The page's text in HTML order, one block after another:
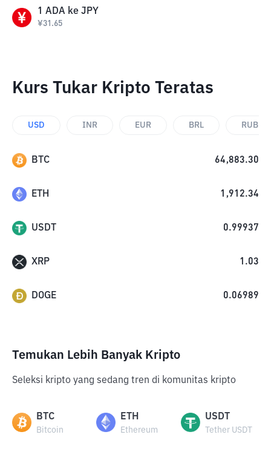
1 ADA ke JPY
¥31.65
Kurs Tukar Kripto Teratas
USD INR EUR BRL RUB
BTC 64,883.30
ETH 1,912.34
USDT 0.99937
XRP 1.03
DOGE 0.06989
Temukan Lebih Banyak Kripto
Seleksi kripto yang sedang tren di komunitas kripto
BTC
Bitcoin
ETH
Ethereum
USDT
Tether USDT